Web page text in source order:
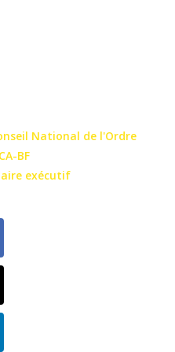
National de l'Ordre
BF
exécutif